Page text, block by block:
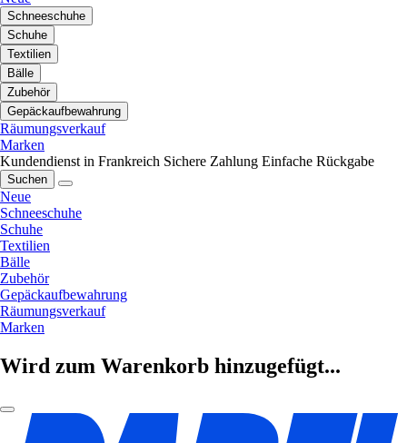
Schneeschuhe
Schuhe
Textilien
Bälle
Zubehör
Gepäckaufbewahrung
Räumungsverkauf
Marken
Kundendienst in Frankreich Sichere Zahlung Einfache Rückgabe
Suchen
Neue
Schneeschuhe
Schuhe
Textilien
Bälle
Zubehör
Gepäckaufbewahrung
Räumungsverkauf
Marken
Wird zum Warenkorb hinzugefügt...